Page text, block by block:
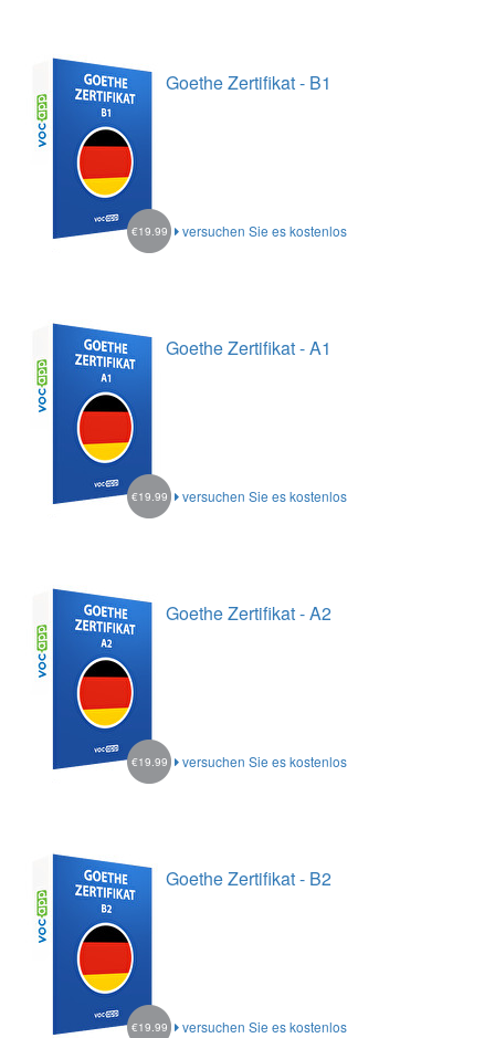
Goethe Zertifikat - B1
versuchen Sie es kostenlos
€19.99
Goethe Zertifikat - A1
versuchen Sie es kostenlos
€19.99
Goethe Zertifikat - A2
versuchen Sie es kostenlos
€19.99
Goethe Zertifikat - B2
versuchen Sie es kostenlos
€19.99